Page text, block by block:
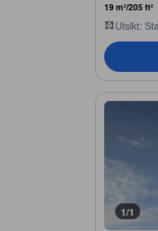
19 m²/205 ft²
Utsikt:
1/1